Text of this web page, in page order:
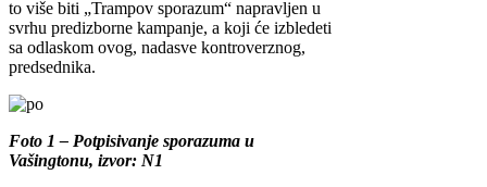
to više biti „Trampov sporazum“ napravljen u
svrhu predizborne kampanje, a koji će izbledeti
sa odlaskom ovog, nadasve kontroverznog,
predsednika.
Foto 1 – Potpisivanje sporazuma u
Vašingtonu, izvor: N1